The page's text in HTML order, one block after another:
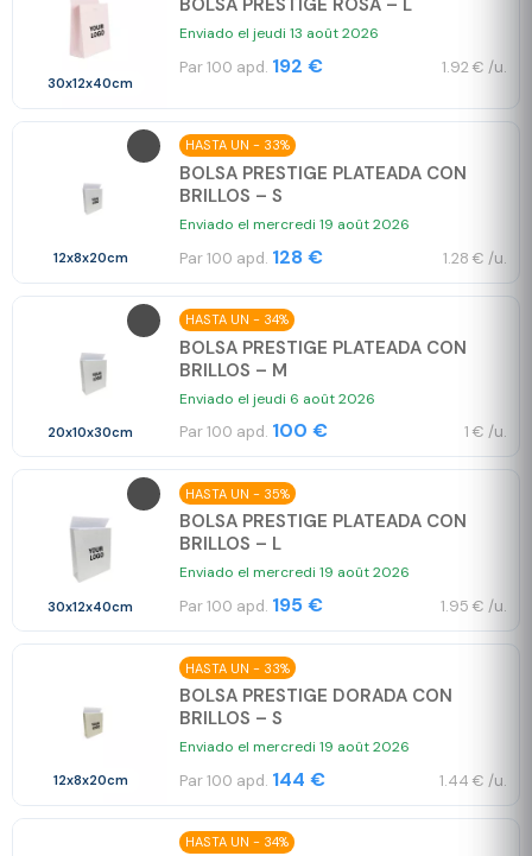
30x12x40cm
Enviado el jeudi 13 août 2026
Par 100 apd. 192 € 1.92 € /u.
12x8x20cm
HASTA UN - 33%
BOLSA PRESTIGE PLATEADA CON
BRILLOS – S
Enviado el mercredi 19 août 2026
Par 100 apd. 128 € 1.28 € /u.
20x10x30cm
HASTA UN - 34%
BOLSA PRESTIGE PLATEADA CON
BRILLOS – M
Enviado el jeudi 6 août 2026
Par 100 apd. 100 € 1 € /u.
30x12x40cm
HASTA UN - 35%
BOLSA PRESTIGE PLATEADA CON
BRILLOS – L
Enviado el mercredi 19 août 2026
Par 100 apd. 195 € 1.95 € /u.
12x8x20cm
HASTA UN - 33%
BOLSA PRESTIGE DORADA CON
BRILLOS – S
Enviado el mercredi 19 août 2026
Par 100 apd. 144 € 1.44 € /u.
HASTA UN - 34%